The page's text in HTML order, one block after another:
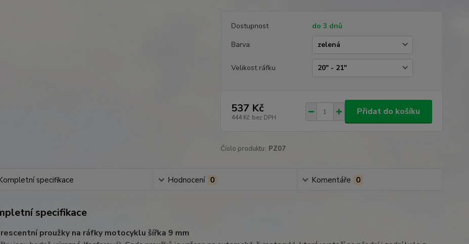
Dostupnost
do 3 dnů
Barva
Velikost ráfku
537 Kč
444 Kč bez DPH
Přidat do košíku
Číslo produktu: PZ07
specifikace Hodnocení 0 Komentáře 0
specifikace
proužky na ráfky motocyklu šířka 9 mm